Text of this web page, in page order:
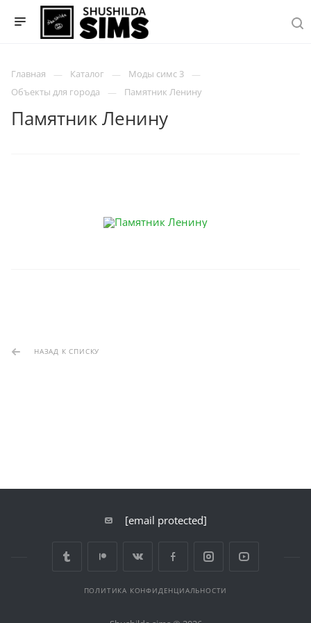
Главная Каталог
Моды симс 3
Объекты для города
Памятник Ленину
Памятник Ленину
НАЗАД К СПИСКУ
[email protected]
ПОЛИТИКА КОНФИДЕНЦИАЛЬНОСТИ